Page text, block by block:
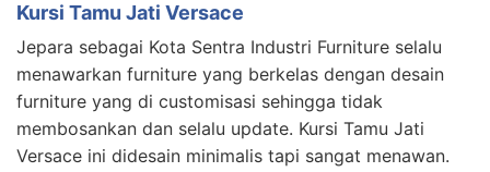
Kursi Tamu Jati Versace
Jepara sebagai Kota Sentra Industri Furniture selalu
menawarkan furniture yang berkelas dengan desain
furniture yang di customisasi sehingga tidak
membosankan dan selalu update. Kursi Tamu Jati
Versace ini didesain minimalis tapi sangat menawan.